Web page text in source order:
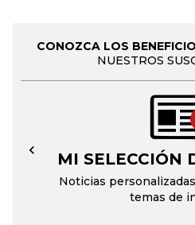
CONOZCA LOS
NUESTROS
MI SELECCIÓN
Noticias
temas de
←